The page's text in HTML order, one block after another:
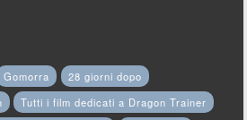
Gomorra
28 giorni dopo
Tutti i film dedicati a Dragon Trainer